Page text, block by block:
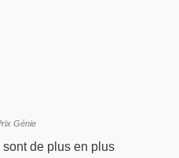
Génie
de plus en plus